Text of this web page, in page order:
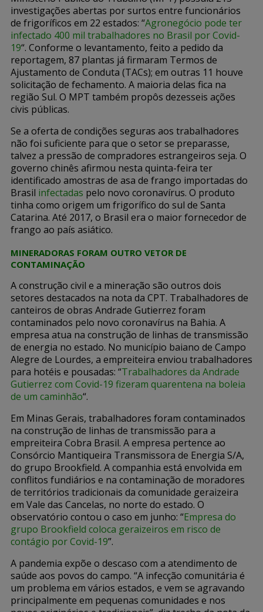
investigações abertas por surtos entre funcionários
de frigoríficos em 22 estados: “Agronegócio pode ter
infectado 400 mil trabalhadores no Brasil por Covid-
19“. Conforme o levantamento, feito a pedido da
reportagem, 87 plantas já firmaram Termos de
Ajustamento de Conduta (TACs); em outras 11 houve
solicitação de fechamento. A maioria delas fica na
região Sul. O MPT também propôs dezesseis ações
civis públicas.
Se a oferta de condições seguras aos trabalhadores
não foi suficiente para que o setor se preparasse,
talvez a pressão de compradores estrangeiros seja. O
governo chinês afirmou nesta quinta-feira ter
identificado amostras de asa de frango importadas do
Brasil infectadas pelo novo coronavírus. O produto
tinha como origem um frigorífico do sul de Santa
Catarina. Até 2017, o Brasil era o maior fornecedor de
frango ao país asiático.
MINERADORAS FORAM OUTRO VETOR DE
CONTAMINAÇÃO
A construção civil e a mineração são outros dois
setores destacados na nota da CPT. Trabalhadores de
canteiros de obras Andrade Gutierrez foram
contaminados pelo novo coronavírus na Bahia. A
empresa atua na construção de linhas de transmissão
de energia no estado. No município baiano de Campo
Alegre de Lourdes, a empreiteira enviou trabalhadores
para hotéis e pousadas: “Trabalhadores da Andrade
Gutierrez com Covid-19 fizeram quarentena na boleia
de um caminhão“.
Em Minas Gerais, trabalhadores foram contaminados
na construção de linhas de transmissão para a
empreiteira Cobra Brasil. A empresa pertence ao
Consórcio Mantiqueira Transmissora de Energia S/A,
do grupo Brookfield. A companhia está envolvida em
conflitos fundiários e na contaminação de moradores
de territórios tradicionais da comunidade geraizeira
em Vale das Cancelas, no norte do estado. O
observatório contou o caso em junho: “Empresa do
grupo Brookfield coloca geraizeiros em risco de
contágio por Covid-19”.
A pandemia expõe o descaso com a atendimento de
saúde aos povos do campo. “A infecção comunitária é
um problema em vários estados, e vem se agravando
principalmente em pequenas comunidades e nos